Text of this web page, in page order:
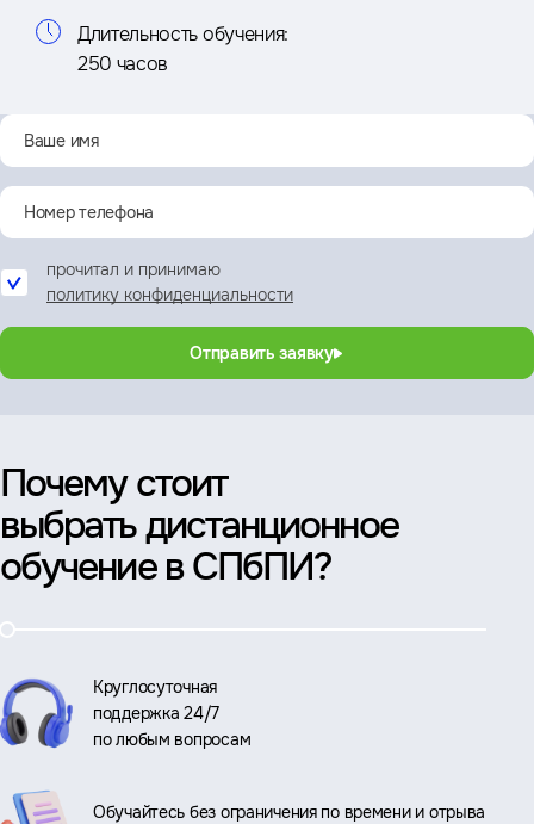
Длительность обучения:
250 часов
прочитал и принимаю
политику конфиденциальности
Отправить заявку
Почему стоит
выбрать дистанционное
обучение в СПбПИ?
Круглосуточная
поддержка 24/7
по любым вопросам
Обучайтесь без ограничения по времени и отрыва